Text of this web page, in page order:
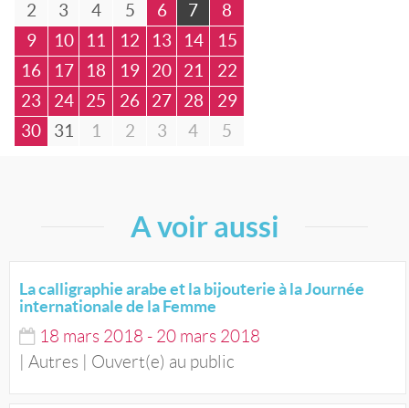
2
3 4 5 6 7
8
9
10 11 12 13 14
15
16
17 18 19 20 21
22
23
24 25 26 27 28
29
30
31 1 2 3 4 5
A voir aussi
La calligraphie arabe et la bijouterie à la Journée
internationale de la Femme
18 mars 2018 - 20 mars 2018
| Autres | Ouvert(e) au public